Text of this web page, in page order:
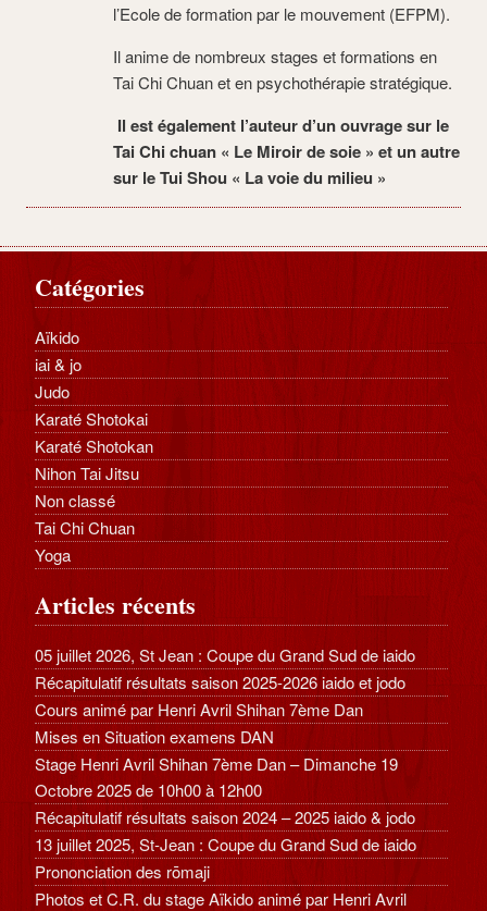
l’Ecole de formation par le mouvement (EFPM).
Il anime de nombreux stages et formations en
Tai Chi Chuan et en psychothérapie stratégique.
Il est également l’auteur d’un ouvrage sur le
Tai Chi chuan « Le Miroir de soie » et un autre
sur le Tui Shou « La voie du milieu »
Catégories
Aïkido
iai & jo
Judo
Karaté Shotokai
Karaté Shotokan
Nihon Tai Jitsu
Non classé
Tai Chi Chuan
Yoga
Articles récents
05 juillet 2026, St Jean : Coupe du Grand Sud de iaido
Récapitulatif résultats saison 2025-2026 iaido et jodo
Cours animé par Henri Avril Shihan 7ème Dan
Mises en Situation examens DAN
Stage Henri Avril Shihan 7ème Dan – Dimanche 19
Octobre 2025 de 10h00 à 12h00
Récapitulatif résultats saison 2024 – 2025 iaido & jodo
13 juillet 2025, St-Jean : Coupe du Grand Sud de iaido
Prononciation des rōmaji
Photos et C.R. du stage Aïkido animé par Henri Avril